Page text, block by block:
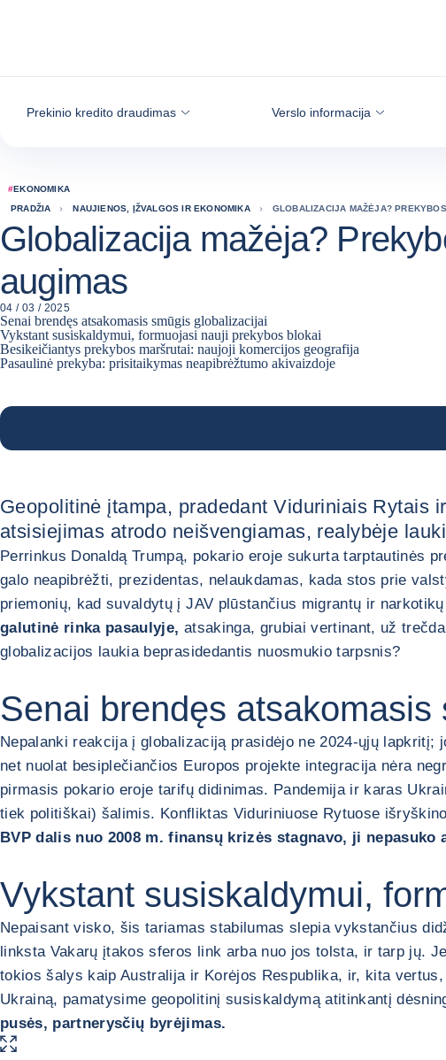
Prekinio kredito draudimas Verslo informacija
#EKONOMIKA
PRADŽIA
NAUJIENOS, ĮŽVALGOS IR EKONOMIKA GLOBALIZACIJA MAŽĖJA?
Globalizacija mažėja?
augimas
04 / 03 / 2025
Senai brendęs atsakomasis smūgis globalizacijai
Vykstant susiskaldymui, formuojasi nauji prekybos blokai
Besikeičiantys prekybos maršrutai: naujoji komercijos geografija
Pasaulinė prekyba: prisitaikymas neapibrėžtumo akivaizdoje
Geopolitinė įtampa, pradedant Viduriniais Rytais
atsisiejimas atrodo neišvengiamas, realybėje
Perrinkus Donaldą Trumpą, pokario eroje sukurta tarptautinės
galo neapibrėžti, prezidentas, nelaukdamas, kada stos prie
priemonių, kad suvaldytų į JAV plūstančius migrantų ir
galutinė rinka pasaulyje, atsakinga, grubiai vertinant, už
globalizacijos laukia beprasidedantis nuosmukio tarpsnis?
Senai brendęs
Nepalanki reakcija į globalizaciją prasidėjo ne 2024-ųjų lapkritį;
net nuolat besiplečiančios Europos projekte integracija nėra
pirmasis pokario eroje tarifų didinimas. Pandemija ir karas
tiek politiškai) šalimis. Konfliktas Viduriniuose Rytuose
BVP dalis nuo 2008 m. finansų krizės stagnavo, ji nepasuko
Vykstant susiskaldymui,
Nepaisant visko, šis tariamas stabilumas slepia vykstančius
linksta Vakarų įtakos sferos link arba nuo jos tolsta, ir tarp jų.
tokios šalys kaip Australija ir Korėjos Respublika, ir, kita
Ukrainą, pamatysime geopolitinį susiskaldymą atitinkantį
pusės, partnerysčių byrėjimas.
PADIDINTI PAVEIKSLĖLĮ